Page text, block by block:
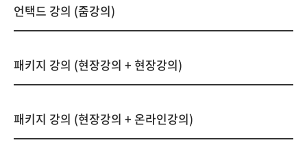
언택드 강의 (줌강의)
패키지 강의 (현장강의 + 현장강의)
패키지 강의 (현장강의 + 온라인강의)